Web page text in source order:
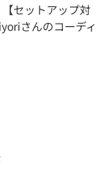
セットアップ対
さんのコーディ